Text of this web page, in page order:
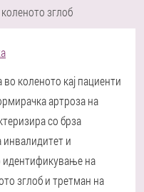
зглоб
коленото кај пациенти
артроза на
со брза
инвалидитет и
идентификување на
зглоб и третман на